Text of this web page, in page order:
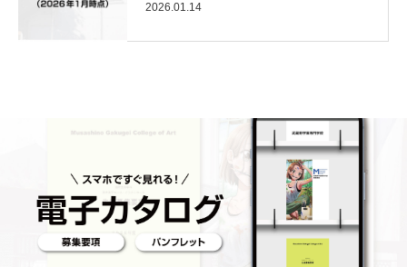
2026.01.14